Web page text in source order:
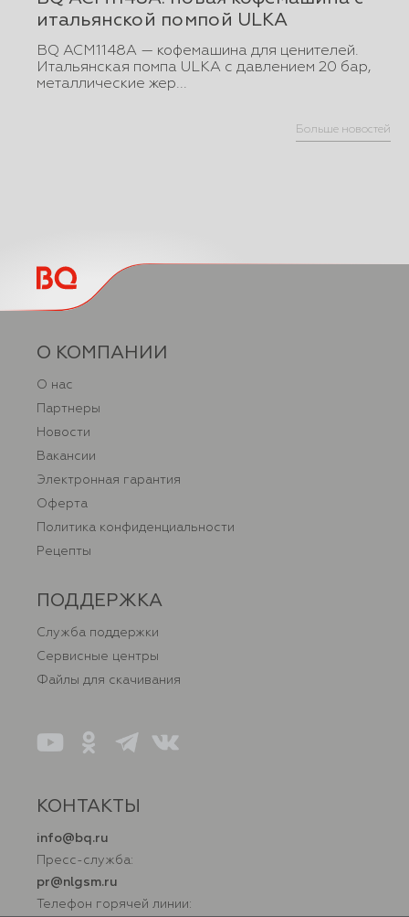
итальянской помпой ULKA
BQ ACM1148A — кофемашина для ценителей.
Итальянская помпа ULKA с давлением 20 бар,
металлические жер...
Больше новостей
О КОМПАНИИ
О нас
Партнеры
Новости
Вакансии
Электронная гарантия
Оферта
Политика конфиденциальности
Рецепты
ПОДДЕРЖКА
Служба поддержки
Сервисные центры
Файлы для скачивания
КОНТАКТЫ
info@bq.ru
Пресс-служба:
pr@nlgsm.ru
Телефон горячей линии: